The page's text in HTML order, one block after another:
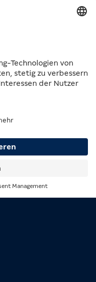
dir also deine
Automaten und